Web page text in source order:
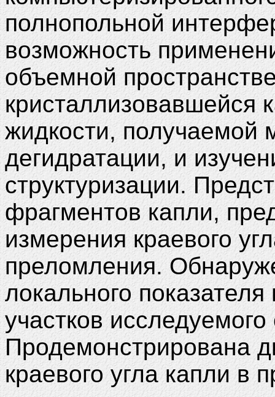
полнопольной
возможность
объемной
кристаллизовавшейся
жидкости, получаемой
дегидратации, и
структуризации.
фрагментов капли,
измерения краевого
преломления.
локального
участков исследуемого
Продемонстрирована
краевого угла капли в